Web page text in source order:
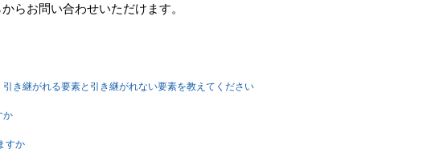
からお問い合わせいただけます。
き継がれる要素と引き継がれない要素を教えてください
か
すか